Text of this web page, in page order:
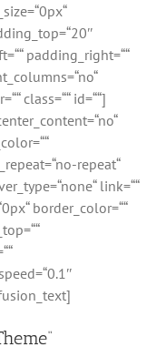
padding_right=““
class=““ id=““]
repeat“
link=““
border_color=““